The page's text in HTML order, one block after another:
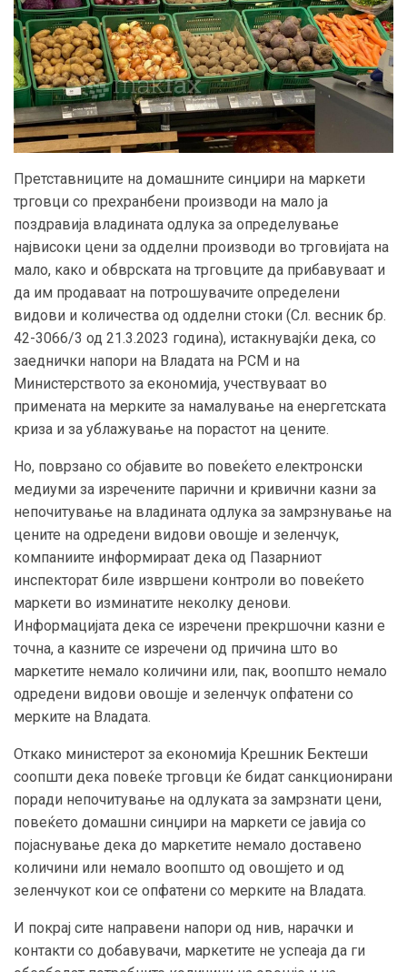
Претставниците на домашните синџири на маркети
трговци со прехранбени производи на мало ја
поздравија владината одлука за определување
највисоки цени за одделни производи во трговијата на
мало, како и обврската на трговците да прибавуваат и
да им продаваат на потрошувачите определени
видови и количества од одделни стоки (Сл. весник бр.
42-3066/3 од 21.3.2023 година), истакнувајќи дека, со
заеднички напори на Владата на РСМ и на
Министерството за економија, учествуваат во
примената на мерките за намалување на енергетската
криза и за ублажување на порастот на цените.
Но, поврзано со објавите во повеќето електронски
медиуми за изречените парични и кривични казни за
непочитување на владината одлука за замрзнување на
цените на одредени видови овошје и зеленчук,
компаниите информираат дека од Пазарниот
инспекторат биле извршени контроли во повеќето
маркети во изминатите неколку денови.
Информацијата дека се изречени прекршочни казни е
точна, а казните се изречени од причина што во
маркетите немало количини или, пак, воопшто немало
одредени видови овошје и зеленчук опфатени со
мерките на Владата.
Откако министерот за економија Крешник Бектеши
соопшти дека повеќе трговци ќе бидат санкционирани
поради непочитување на одлуката за замрзнати цени,
повеќето домашни синџири на маркети се јавија со
појаснување дека до маркетите немало доставено
количини или немало воопшто од овошјето и од
зеленчукот кои се опфатени со мерките на Владата.
И покрај сите направени напори од нив, нарачки и
контакти со добавувачи, маркетите не успеаја да ги